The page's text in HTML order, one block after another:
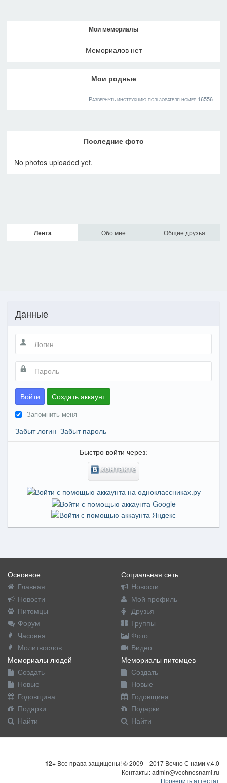
Мои мемориалы
Мемориалов нет
Мои родные
Развернуть инструкцию пользователя номер 16556
Последние фото
No photos uploaded yet.
Лента Обо мне Общие друзья
Данные
Войти Создать аккаунт
Запомнить меня
Забыт логин Забыт пароль
Быстро войти через:
Основное
Главная
Новости
Питомцы
Форум
Часовня
Молитвослов
Социальная сеть
Новости
Мой профиль
Друзья
Группы
Фото
Видео
Мемориалы людей
Создать
Новые
Годовщина
Подарки
Найти
Мемориалы питомцев
Создать
Новые
Годовщина
Подарки
Найти
12+ Все права защищены! © 2009—2017 Вечно С нами v.4.0
Контакты: admin@vechnosnami.ru
Проверить аттестат